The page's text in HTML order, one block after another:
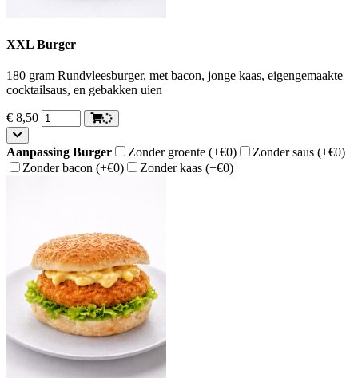
XXL Burger
180 gram Rundvleesburger, met bacon, jonge kaas, eigengemaakte
cocktailsaus, en gebakken uien
€ 8,50
Aanpassing Burger Zonder groente (+€0) Zonder saus (+€0)
Zonder bacon (+€0) Zonder kaas (+€0)